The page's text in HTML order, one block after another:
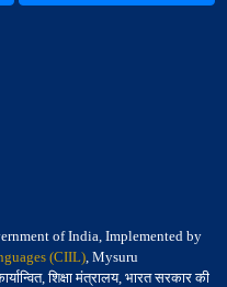
of India, Implemented by
(CIIL), Mysuru
शिक्षा मंत्रालय, भारत सरकार की